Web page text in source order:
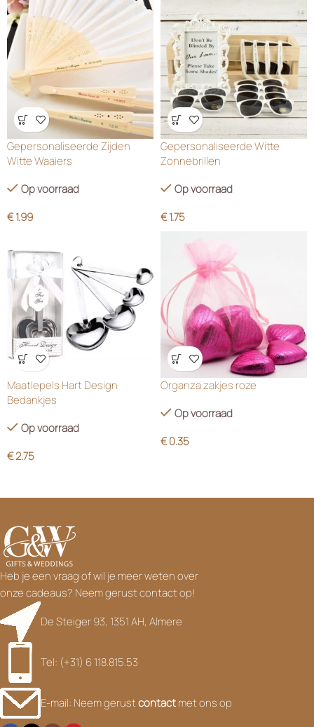
Wensenlijst
Gepersonaliseerde Zijden
Witte Waaiers
Op voorraad
€1.99
Wensenlijst
Gepersonaliseerde Witte
Zonnebrillen
Op voorraad
€1.75
Wensenlijst
Maatlepels Hart Design
Bedankjes
Op voorraad
€2.75
Wensenlijst
Organza zakjes roze
Op voorraad
€0.35
Heb je een vraag of wil je meer weten over
onze cadeaus? Neem gerust contact op!
De Steiger 93, 1351 AH, Almere
Tel: (+31) 6 118.815.53
E-mail: Neem gerustcontactmet ons op